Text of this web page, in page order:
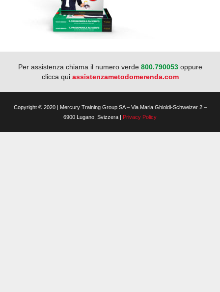
Per assistenza chiama il numero verde 800.790053 oppure
clicca qui assistenzametodomerenda.com
Copyright © 2020 | Mercury Training Group SA – Via Maria Ghioldi-Schweizer 2 –
6900 Lugano, Svizzera | Privacy Policy